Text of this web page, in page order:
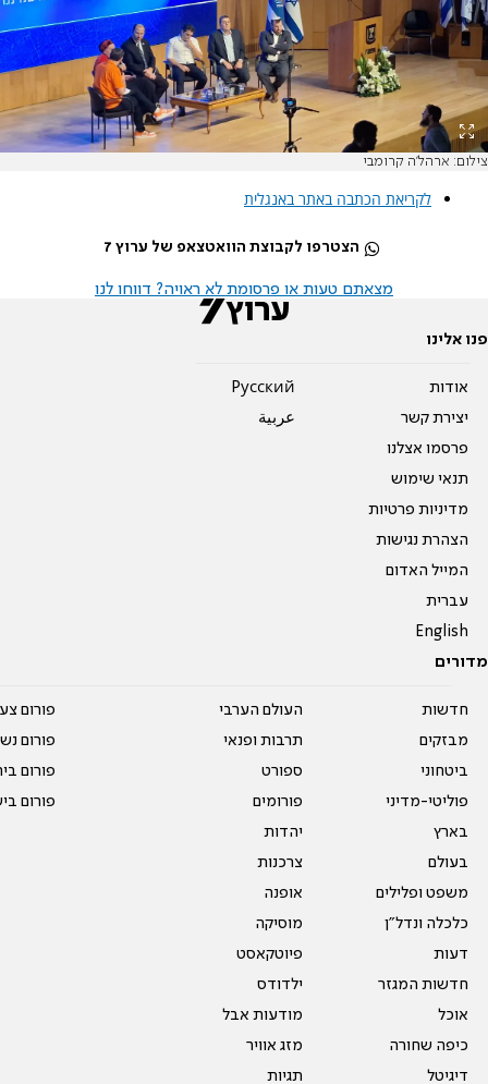
צילום: ארהל'ה קרומבי
לקריאת הכתבה באתר באנגלית
הצטרפו לקבוצת הוואטצאפ של ערוץ 7
מצאתם טעות או פרסומת לא ראויה? דווחו לנו
פנו אלינו
אודות
יצירת קשר
פרסמו אצלנו
תנאי שימוש
מדיניות פרטיות
הצהרת נגישות
המייל האדום
עברית
English
Pусский
عربية
מדורים
חדשות
מבזקים
ביטחוני
פוליטי-מדיני
בארץ
בעולם
משפט ופלילים
כלכלה ונדל"ן
דעות
חדשות המגזר
אוכל
כיפה שחורה
דיגיטל
העולם הערבי
תרבות ופנאי
ספורט
פורומים
יהדות
צרכנות
אופנה
מוסיקה
פיוטקאסט
ילדודס
מודעות אבל
מזג אוויר
תגיות
פורום
פורום
פורום
פורום